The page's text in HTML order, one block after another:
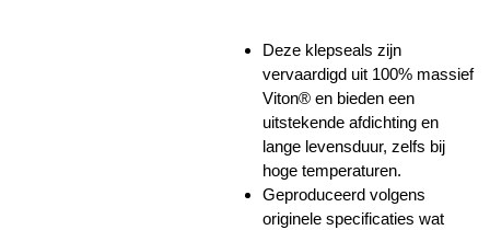
Deze klepseals zijn
vervaardigd uit 100% massief
Viton® en bieden een
uitstekende afdichting en
lange levensduur, zelfs bij
hoge temperaturen.
Geproduceerd volgens
originele specificaties wat